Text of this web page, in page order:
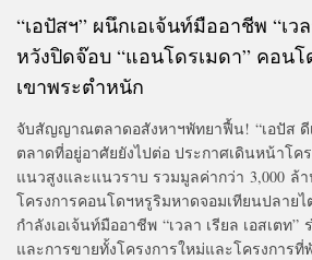
“เอปัสฯ” ผนึกเอเจ้นท์มืออาชีพ “เว
หวังปิดจ๊อบ “แอนโดรเมดา” คอน
เขาพระตำหนัก
จับสัญญาณตลาดอสังหาฯพัทยาฟื้น! “เอปัส ดี
ตลาดที่อยู่อาศัยยังไปต่อ ประกาศเดินหน้าโค
แนวสูงและแนวราบ รวมมูลค่ากว่า 3,000 ล้
โครงการคอนโดฯหรูริมหาดจอมเทียนปลาย
กำลังเอเจ้นท์มืออาชีพ “เวลา เรียล เอสเตท
และการขายทั้งโครงการใหม่และโครงการ